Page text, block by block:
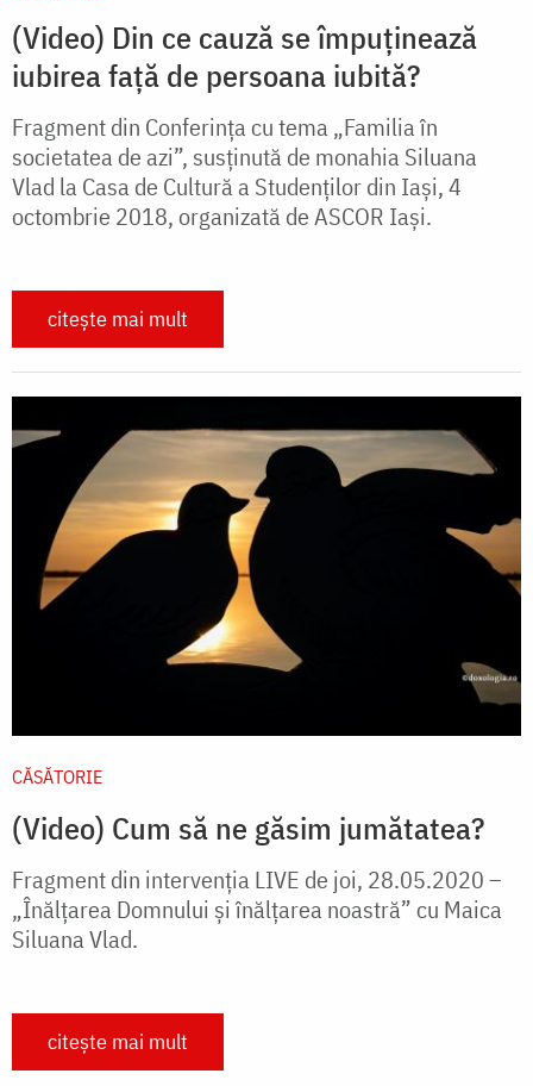
(Video) Din ce cauză se împuținează
iubirea față de persoana iubită?
Fragment din Conferința cu tema „Familia în
societatea de azi”, susținută de monahia Siluana
Vlad la Casa de Cultură a Studenților din Iași, 4
octombrie 2018, organizată de ASCOR Iași.
citește mai mult
CĂSĂTORIE
(Video) Cum să ne găsim jumătatea?
Fragment din intervenția LIVE de joi, 28.05.2020 –
„Înălțarea Domnului și înălțarea noastră” cu Maica
Siluana Vlad.
citește mai mult